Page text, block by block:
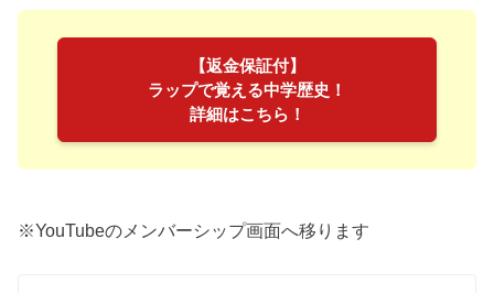
【返金保証付】
ラップで覚える中学歴史！
詳細はこちら！
※YouTubeのメンバーシップ画面へ移ります